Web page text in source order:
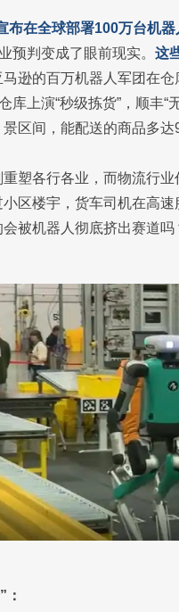
布在全球部署100万台机
预判变成了眼前现实。 这
马逊的百万机器人军团在
库上演“秒级拣货”，顺丰
景区间，能配送的商品多
塑各行各业，而物流行
区楼宇，货车司机在高
被机器人彻底挤出赛道吗